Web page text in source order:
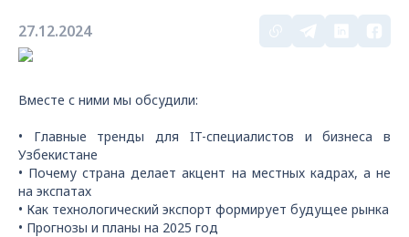
27.12.2024
Вместе с ними мы обсудили:
• Главные тренды для IT-специалистов и бизнеса в
Узбекистане
• Почему страна делает акцент на местных кадрах, а не
на экспатах
• Как технологический экспорт формирует будущее рынка
• Прогнозы и планы на 2025 год